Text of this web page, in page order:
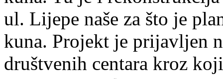
ul. Lijepe naše za što je
kuna. Projekt je prijavljen
društvenih centara kroz